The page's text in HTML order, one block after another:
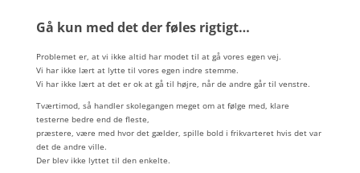
Gå kun med det der føles rigtigt…
Problemet er, at vi ikke altid har modet til at gå vores egen vej.
Vi har ikke lært at lytte til vores egen indre stemme.
Vi har ikke lært at det er ok at gå til højre, når de andre går til venstre.
Tværtimod, så handler skolegangen meget om at følge med, klare
testerne bedre end de fleste,
præstere, være med hvor det gælder, spille bold i frikvarteret hvis det var
det de andre ville.
Der blev ikke lyttet til den enkelte.